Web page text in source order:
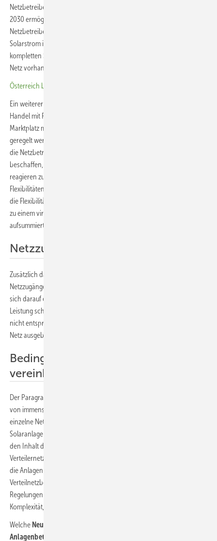
Netzbetreiber die Ansteuerung dieser kleinen Anlagen ab 1. Januar
2030 ermöglichen. Der Vorteil für die Anlagenbetreiber ist, dass die
Netzbetreiber die Generatoren zwar abregeln können, wenn zu viel
Solarstrom im Netz ist. Sie können aber auch die Einspeisung des
kompletten Solarstroms zulassen, wenn ausreichend Kapazitäten im
Netz vorhanden sind.
Österreich braucht bis 2030 fünf Gigawatt Speicherleistung
Ein weiterer Vorteil ist, dass die Anlagenbetreiber auch am neuen
Handel mit Flexibilitäten teilnehmen können. Einen entsprechenden
Marktplatz müssen die Netzbetreiber schaffen. Wie dieser Marktplatz
geregelt werden muss, legt der Paragraph 139 fest. Konkret müssen
die Netzbetreiber in Zukunft die Flexibilitäten auf einem freien Markt
beschaffen, um auf Veränderungen von Einspeisung und Verbrauch
reagieren zu können. Diese Beschaffung und Vermarktung von
Flexibilitäten können auch Aggregatoren übernehmen. Diese bündeln
die Flexibilität von vielen kleineren Erzeugungsanlagen und Speichern
zu einem virtuellen Kraftwerk und bieten dieses mit seiner
aufsummierten Leistung am Markt an.
Netzzugänge flexibilisieren
Zusätzlich dazu bietet Paragraph 103 die Möglichkeit von flexiblen
Netzzugängen. Das heißt, Netzbetreiber und Anlagenbetreiber können
sich darauf einigen, dass der Solargenerator mit verminderter
Leistung schon einspeisen kann, auch wenn das Netzzugang noch
nicht entsprechend mit ausreichend Leistung versehen wurde. Ist das
Netz ausgebaut, kann die Einspeiseleistung erhöht werden.
Bedingungen für den Netzanschluss
vereinheitlichen
Der Paragraph 93 ist für die Planer und Errichter von Solaranlagen
von immenser Bedeutung. Denn in Zukunft wird nicht mehr jeder
einzelne Netzbetreiber seine eigenen Vorgaben für den Anschluss der
Solaranlagen festlegen können. Vielmehr legt die E-Control Austria
den Inhalt der allgemeinen Netzbedingungen für alle
Verteilernetzbetreiber einheitlich per Verordnung fest. Damit müssen
die Anlagenplaner, die im Bereich von mehreren unterschiedlichen
Verteilnetzbetreibern bauen, nicht mehr auf viele verschiedene
Regelungen achten. Dies bedeutet mehr Klarheit und weniger
Komplexität, wie die Analysten von PV Austria betonen.
Welche Neuregelungen sich durch das ElWG für die
Anlagenbetreiber